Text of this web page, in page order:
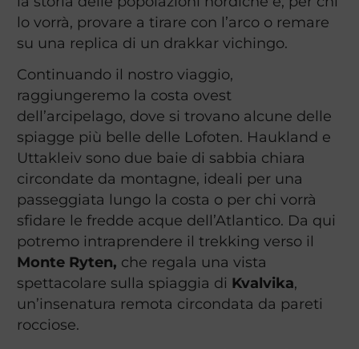
lo vorrà, provare a tirare con l’arco o remare
su una replica di un drakkar vichingo.
Continuando il nostro viaggio,
raggiungeremo la costa ovest
dell’arcipelago, dove si trovano alcune delle
spiagge più belle delle Lofoten. Haukland e
Uttakleiv sono due baie di sabbia chiara
circondate da montagne, ideali per una
passeggiata lungo la costa o per chi vorrà
sfidare le fredde acque dell’Atlantico. Da qui
potremo intraprendere il trekking verso il
Monte Ryten, che regala una vista
spettacolare sulla spiaggia di Kvalvika,
un’insenatura remota circondata da pareti
rocciose.